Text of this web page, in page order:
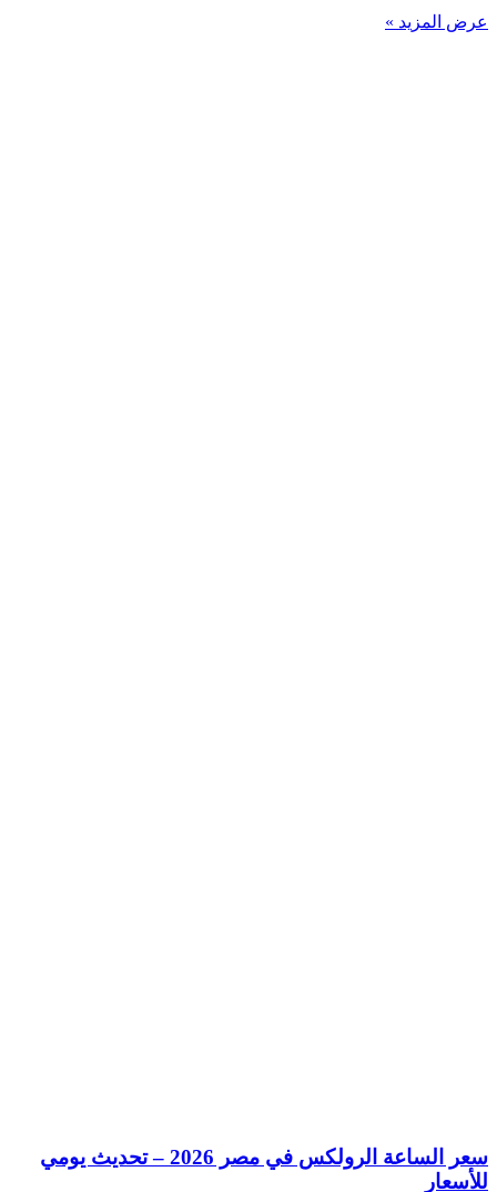
عرض المزيد »
سعر الساعة الرولكس في مصر 2026 – تحديث يومي
للأسعار